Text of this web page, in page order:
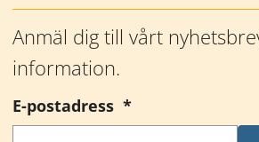
Anmäl dig till vårt
information.
E-postadress *(obligatorisk)